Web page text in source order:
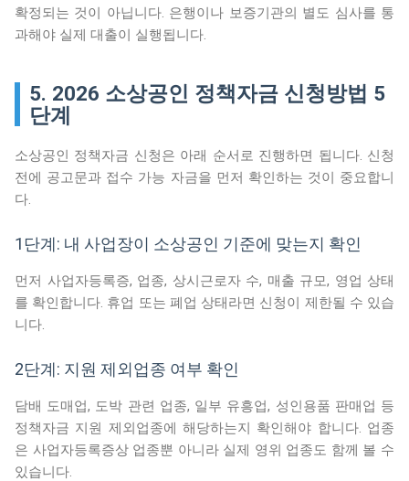
확정되는 것이 아닙니다. 은행이나 보증기관의 별도 심사를 통
과해야 실제 대출이 실행됩니다.
5. 2026 소상공인 정책자금 신청방법 5
단계
소상공인 정책자금 신청은 아래 순서로 진행하면 됩니다. 신청
전에 공고문과 접수 가능 자금을 먼저 확인하는 것이 중요합니
다.
1단계: 내 사업장이 소상공인 기준에 맞는지 확인
먼저 사업자등록증, 업종, 상시근로자 수, 매출 규모, 영업 상태
를 확인합니다. 휴업 또는 폐업 상태라면 신청이 제한될 수 있습
니다.
2단계: 지원 제외업종 여부 확인
담배 도매업, 도박 관련 업종, 일부 유흥업, 성인용품 판매업 등
정책자금 지원 제외업종에 해당하는지 확인해야 합니다. 업종
은 사업자등록증상 업종뿐 아니라 실제 영위 업종도 함께 볼 수
있습니다.